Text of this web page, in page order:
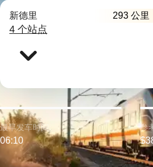
新德里 293 公里
4 个站点
最早发车时间:
06:10
参